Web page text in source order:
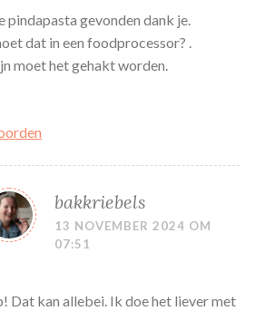
pindapasta gevonden dank je.
dat in een foodprocessor? .
moet het gehakt worden.
bakkriebels
13 NOVEMBER 2024 OM
07:51
Dat kan allebei. Ik doe het liever met